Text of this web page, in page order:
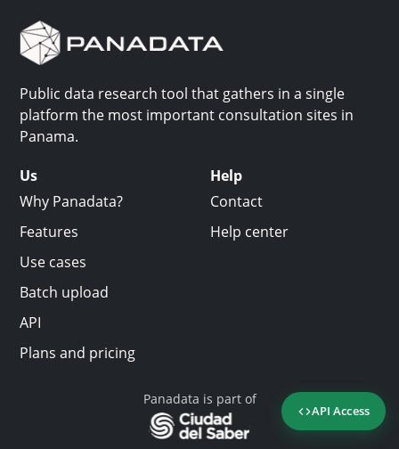
API Access
Public data research tool that gathers in a single
platform the most important consultation sites in
Panama.
Us
Why Panadata?
Features
Use cases
Batch upload
API
Plans and pricing
Help
Contact
Help center
Panadata is part of